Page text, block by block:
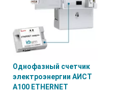
Однофазный счетчик
электроэнергии АИСТ
А100 ETHERNET